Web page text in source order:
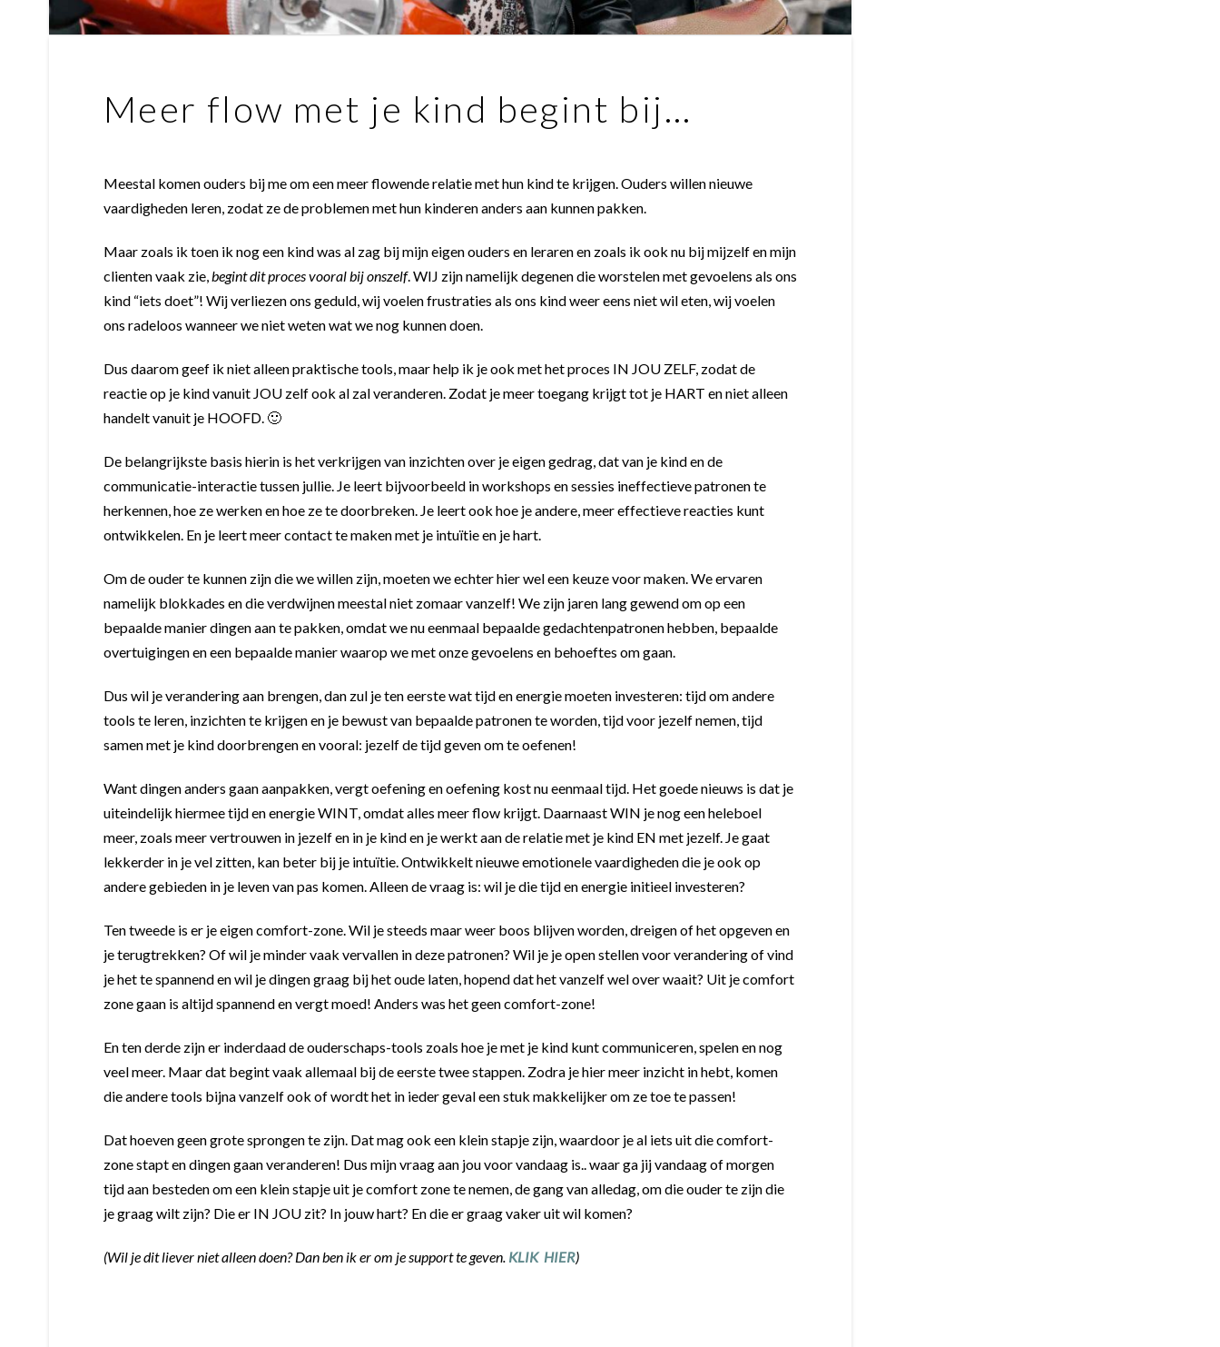
Meer flow met je kind begint bij…
Meestal komen ouders bij me om een ​​meer flowende relatie met hun kind te krijgen. Ouders willen nieuwe
vaardigheden leren, zodat ze de problemen met hun kinderen anders aan kunnen pakken.
Maar zoals ik toen ik nog een kind was al zag bij mijn eigen ouders en leraren en zoals ik ook nu bij mijzelf en mijn
clienten vaak zie, begint dit proces vooral bij onszelf. WIJ zijn namelijk degenen die worstelen met gevoelens als ons
kind “iets doet”! Wij verliezen ons geduld, wij voelen frustraties als ons kind weer eens niet wil eten, wij voelen
ons radeloos wanneer we niet weten wat we nog kunnen doen.
Dus daarom geef ik niet alleen praktische tools, maar help ik je ook met het proces IN JOU ZELF, zodat de
reactie op je kind vanuit JOU zelf ook al zal veranderen. Zodat je meer toegang krijgt tot je HART en niet alleen
handelt vanuit je HOOFD. 🙂
De belangrijkste basis hierin is het verkrijgen van inzichten over je eigen gedrag, dat van je kind en de
communicatie-interactie tussen jullie. Je leert bijvoorbeeld in workshops en sessies ineffectieve patronen te
herkennen, hoe ze werken en hoe ze te doorbreken. Je leert ook hoe je andere, meer effectieve reacties kunt
ontwikkelen. En je leert meer contact te maken met je intuïtie en je hart.
Om de ouder te kunnen zijn die we willen zijn, moeten we echter hier wel een keuze voor maken. We ervaren
namelijk blokkades en die verdwijnen meestal niet zomaar vanzelf! We zijn jaren lang gewend om op een
bepaalde manier dingen aan te pakken, omdat we nu eenmaal bepaalde gedachtenpatronen hebben, bepaalde
overtuigingen en een bepaalde manier waarop we met onze gevoelens en behoeftes om gaan.
Dus wil je verandering aan brengen, dan zul je ten eerste wat tijd en energie moeten investeren: tijd om andere
tools te leren, inzichten te krijgen en je bewust van bepaalde patronen te worden, tijd voor jezelf nemen, tijd
samen met je kind doorbrengen en vooral: jezelf de tijd geven om te oefenen!
Want dingen anders gaan aanpakken, vergt oefening en oefening kost nu eenmaal tijd. Het goede nieuws is dat je
uiteindelijk hiermee tijd en energie WINT, omdat alles meer flow krijgt. Daarnaast WIN je nog een heleboel
meer, zoals meer vertrouwen in jezelf en in je kind en je werkt aan de relatie met je kind EN met jezelf. Je gaat
lekkerder in je vel zitten, kan beter bij je intuïtie. Ontwikkelt nieuwe emotionele vaardigheden die je ook op
andere gebieden in je leven van pas komen. Alleen de vraag is: wil je die tijd en energie initieel investeren?
Ten tweede is er je eigen comfort-zone. Wil je steeds maar weer boos blijven worden, dreigen of het opgeven en
je terugtrekken? Of wil je minder vaak vervallen in deze patronen? Wil je je open stellen voor verandering of vind
je het te spannend en wil je dingen graag bij het oude laten, hopend dat het vanzelf wel over waait? Uit je comfort
zone gaan is altijd spannend en vergt moed! Anders was het geen comfort-zone!
En ten derde zijn er inderdaad de ouderschaps-tools zoals hoe je met je kind kunt communiceren, spelen en nog
veel meer. Maar dat begint vaak allemaal bij de eerste twee stappen. Zodra je hier meer inzicht in hebt, komen
die andere tools bijna vanzelf ook of wordt het in ieder geval een stuk makkelijker om ze toe te passen!
Dat hoeven geen grote sprongen te zijn. Dat mag ook een klein stapje zijn, waardoor je al iets uit die comfort-
zone stapt en dingen gaan veranderen! Dus mijn vraag aan jou voor vandaag is.. waar ga jij vandaag of morgen
tijd aan besteden om een klein stapje uit je comfort zone te nemen, de gang van alledag, om die ouder te zijn die
je graag wilt zijn? Die er IN JOU zit? In jouw hart? En die er graag vaker uit wil komen?
(Wil je dit liever niet alleen doen? Dan ben ik er om je support te geven. KLIK HIER)